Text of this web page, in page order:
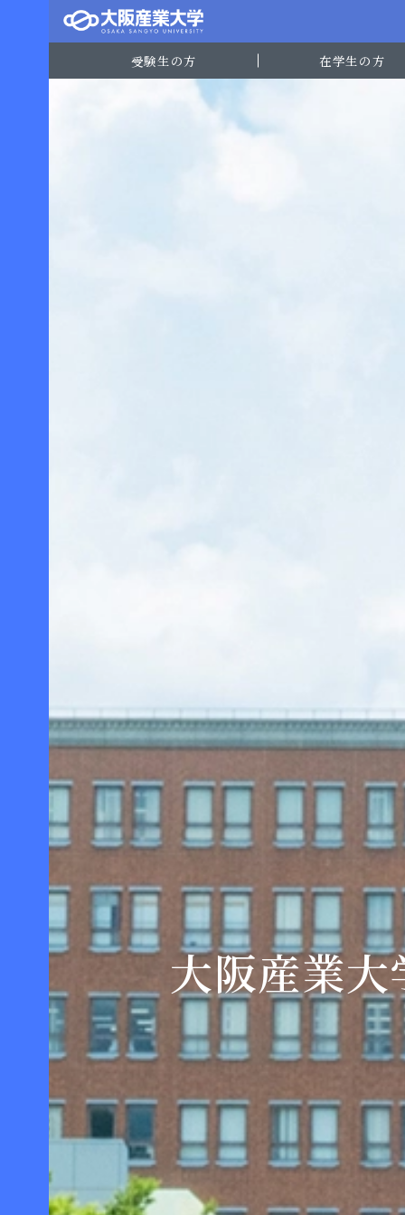
受験生の方 在学生の方
大阪産業